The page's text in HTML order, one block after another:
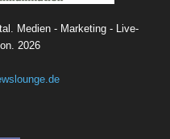
Medien - Marketing - Live-
2026